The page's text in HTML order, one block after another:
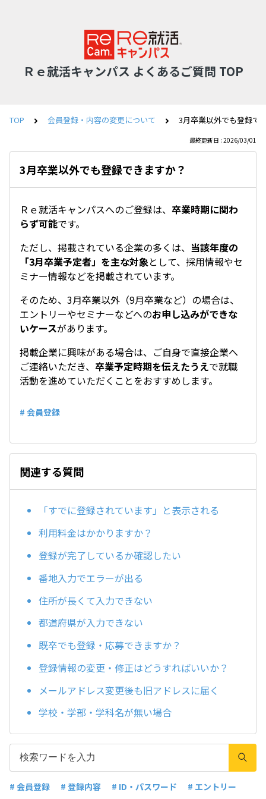
Ｒｅ就活キャンパス よくあるご質問 TOP
TOP 会員登録・内容の変更について 3月卒業以外でも登録で
最終更新日 : 2026/03/01
3月卒業以外でも登録できますか？
Ｒｅ就活キャンパスへのご登録は、 卒業時期に関わ
らず可能です。
ただし、掲載されている企業の多くは、 当該年度の
「3月卒業予定者」を主な対象として、採用情報やセ
ミナー情報などを掲載されています。
そのため、3月卒業以外（9月卒業など）の場合は、
エントリーやセミナーなどへのお申し込みができな
いケースがあります。
掲載企業に興味がある場合は、ご自身で直接企業へ
ご連絡いただき、 卒業予定時期を伝えたうえで就職
活動を進めていただくことをおすすめします。
# 会員登録
関連する質問
「すでに登録されています」と表示される
利用料金はかかりますか？
登録が完了しているか確認したい
番地入力でエラーが出る
住所が長くて入力できない
都道府県が入力できない
既卒でも登録・応募できますか？
登録情報の変更・修正はどうすればいいか？
メールアドレス変更後も旧アドレスに届く
学校・学部・学科名が無い場合
# 会員登録 # 登録内容 # ID・パスワード # エントリー